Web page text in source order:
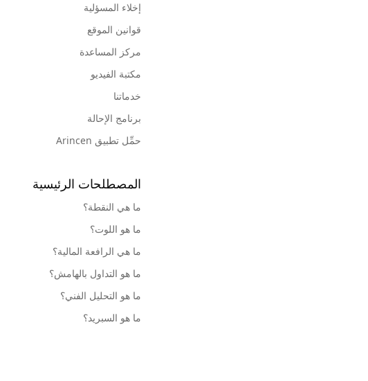
إخلاء المسؤلية
قوانين الموقع
مركز المساعدة
مكتبة الفيديو
خدماتنا
برنامج الإحالة
حمِّل تطبيق Arincen
المصطلحات الرئيسية
ما هي النقطة؟
ما هو اللوت؟
ما هي الرافعة المالية؟
ما هو التداول بالهامش؟
ما هو التحليل الفني؟
ما هو السبريد؟